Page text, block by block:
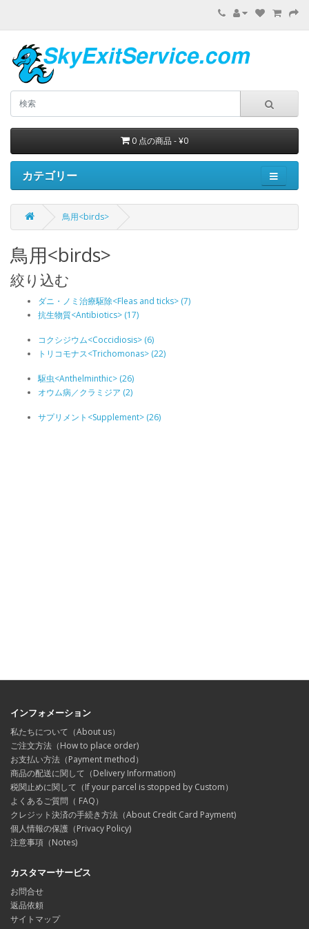
0 点の商品 - ¥0
カテゴリー
鳥用<birds>
鳥用<birds>
絞り込む
ダニ・ノミ治療駆除<Fleas and ticks> (7)
抗生物質<Antibiotics> (17)
コクシジウム<Coccidiosis> (6)
トリコモナス<Trichomonas> (22)
駆虫<Anthelminthic> (26)
オウム病／クラミジア (2)
サプリメント<Supplement> (26)
インフォメーション
私たちについて（About us）
ご注文方法（How to place order)
お支払い方法（Payment method）
商品の配送に関して（Delivery Information)
税関止めに関して（If your parcel is stopped by Custom）
よくあるご質問（ FAQ）
クレジット決済の手続き方法（About Credit Card Payment)
個人情報の保護（Privacy Policy)
注意事項（Notes)
カスタマーサービス
お問合せ
返品依頼
サイトマップ